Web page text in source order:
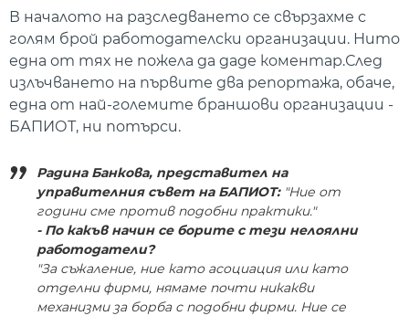
В началото на разследването се свързахме с
голям брой работодателски организации. Нито
една от тях не пожела да даде коментар.След
излъчването на първите два репортажа, обаче,
една от най-големите браншови организации -
БАПИОТ, ни потърси.
Радина Банкова, представител на
управителния съвет на БАПИОТ:"Ние от
години сме против подобни практики."
- По какъв начин се борите с тези нелоялни
работодатели?
"За съжаление, ние като асоциация или като
отделни фирми, нямаме почти никакви
механизми за борба с подобни фирми. Ние се